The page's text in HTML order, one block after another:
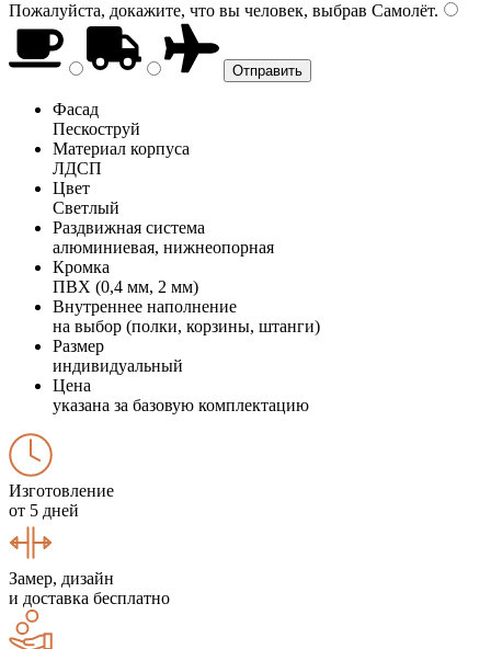
Пожалуйста, докажите, что вы человек, выбрав Самолёт.
Фасад
Пескоструй
Материал корпуса
ЛДСП
Цвет
Светлый
Раздвижная система
алюминиевая, нижнеопорная
Кромка
ПВХ (0,4 мм, 2 мм)
Внутреннее наполнение
на выбор (полки, корзины, штанги)
Размер
индивидуальный
Цена
указана за базовую комплектацию
Изготовление
от 5 дней
Замер, дизайн
и доставка бесплатно